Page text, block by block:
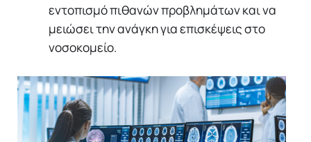
εντοπισμό πιθανών προβλημάτων και να
μειώσει την ανάγκη για επισκέψεις στο
νοσοκομείο.